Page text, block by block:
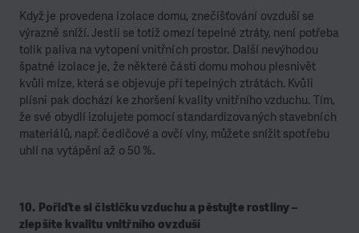
Když je provedena izolace domu, znečišťování ovzduší se
výrazně sníží. Jestli se totiž omezí tepelné ztráty, není potřeba
tolik paliva na vytopení vnitřních prostor. Další nevýhodou
špatné izolace je, že některé části domu mohou plesnivět
kvůli mlze, která se objevuje při tepelných ztrátách. Kvůli
plísni pak dochází ke zhoršení kvality vnitřního vzduchu. Tím,
že své obydlí izolujete pomocí standardizovaných stavebních
materiálů, např. čedičové a ovčí vlny, můžete snížit spotřebu
uhlí na vytápění až o 50 %.
10. Pořiďte si čističku vzduchu a pěstujte rostliny –
zlepšíte kvalitu vnitřního ovzduší